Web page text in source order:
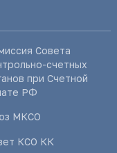
Совета
счетных
при Счетной
РФ
МКСО
КСО КК